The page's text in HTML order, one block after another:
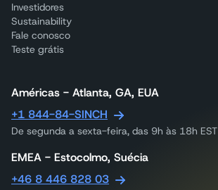
Investidores
Sustainability
Fale conosco
Teste grátis
Américas - Atlanta, GA, EUA
+1 844-84-SINCH
De segunda a sexta-feira, das 9h às 18h EST
EMEA - Estocolmo, Suécia
+46 8 446 828 03